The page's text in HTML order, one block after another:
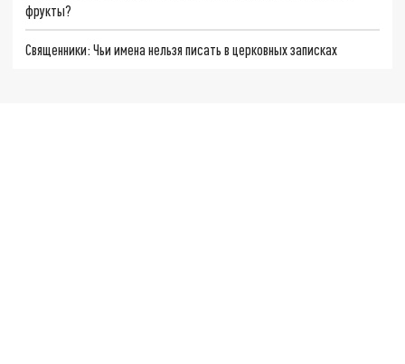
фрукты?
Священники: Чьи имена нельзя писать в церковных записках